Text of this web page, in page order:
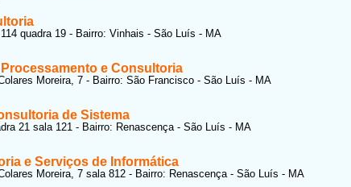
quadra 19 - Bairro: Vinhais - São Luís - MA
e Consultoria
Moreira, 7 - Bairro: São Francisco - São Luís - MA
de Sistema
21 sala 121 - Bairro: Renascença - São Luís - MA
e Serviços de Informática
Moreira, 7 sala 812 - Bairro: Renascença - São Luís - MA